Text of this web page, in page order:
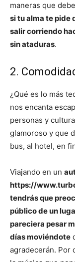
maneras que
si tu alma te pide
salir corriendo
sin ataduras.
2.
¿Qué es lo más
nos encanta
personas y
glamoroso y que
bus, al hotel, en
Viajando en un
https://
tendrás que
público de un
pareciera pesar
días moviéndote
agradecerán. Por